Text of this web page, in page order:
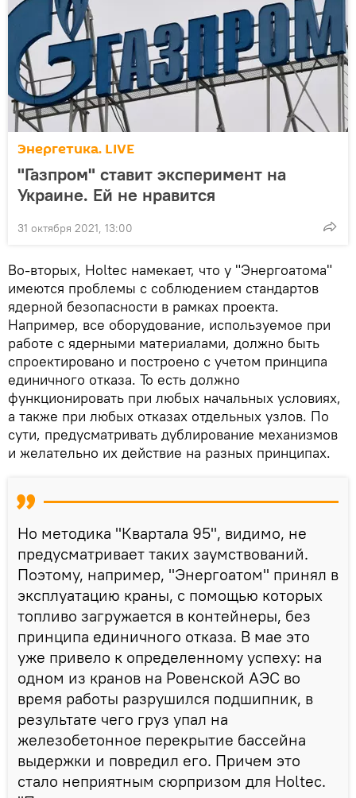
Энергетика. LIVE
"Газпром" ставит эксперимент на
Украине. Ей не нравится
31 октября 2021, 13:00
Во-вторых, Holtec намекает, что у "Энергоатома"
имеются проблемы с соблюдением стандартов
ядерной безопасности в рамках проекта.
Например, все оборудование, используемое при
работе с ядерными материалами, должно быть
спроектировано и построено с учетом принципа
единичного отказа. То есть должно
функционировать при любых начальных условиях,
а также при любых отказах отдельных узлов. По
сути, предусматривать дублирование механизмов
и желательно их действие на разных принципах.
Но методика "Квартала 95", видимо, не
предусматривает таких заумствований.
Поэтому, например, "Энергоатом" принял в
эксплуатацию краны, с помощью которых
топливо загружается в контейнеры, без
принципа единичного отказа. В мае это
уже привело к определенному успеху: на
одном из кранов на Ровенской АЭС во
время работы разрушился подшипник, в
результате чего груз упал на
железобетонное перекрытие бассейна
выдержки и повредил его. Причем это
стало неприятным сюрпризом для Holtec.